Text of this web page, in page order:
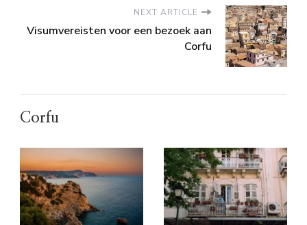
NEXT ARTICLE
Visumvereisten voor een bezoek aan
Corfu
Corfu